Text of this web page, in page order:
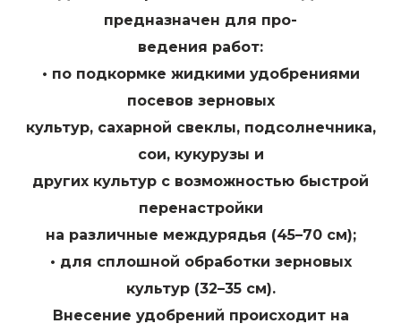
предназначен для про-
ведения работ:
• по подкормке жидкими удобрениями
посевов зерновых
культур, сахарной свеклы, подсолнечника,
сои, кукурузы и
других культур с возможностью быстрой
перенастройки
на различные междурядья (45–70 см);
• для сплошной обработки зерновых
культур (32–35 см).
Внесение удобрений происходит на